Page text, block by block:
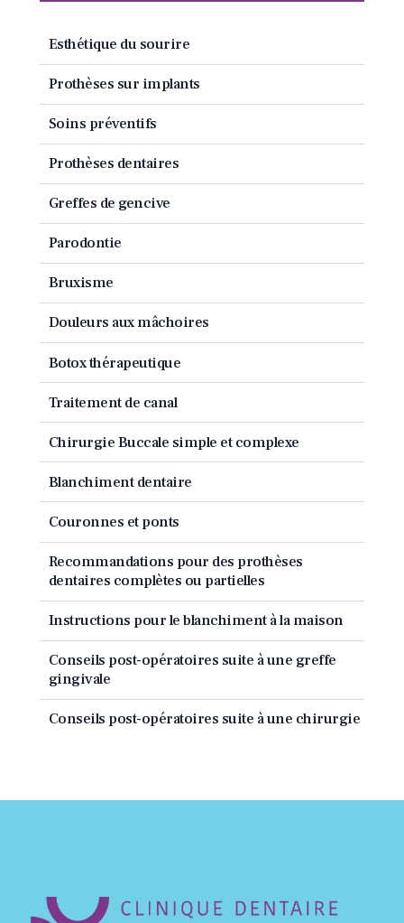
Esthétique du sourire
Prothèses sur implants
Soins préventifs
Prothèses dentaires
Greffes de gencive
Parodontie
Bruxisme
Douleurs aux mâchoires
Botox thérapeutique
Traitement de canal
Chirurgie Buccale simple et complexe
Blanchiment dentaire
Couronnes et ponts
Recommandations pour des prothèses
dentaires complètes ou partielles
Instructions pour le blanchiment à la maison
Conseils post-opératoires suite à une greffe
gingivale
Conseils post-opératoires suite à une chirurgie